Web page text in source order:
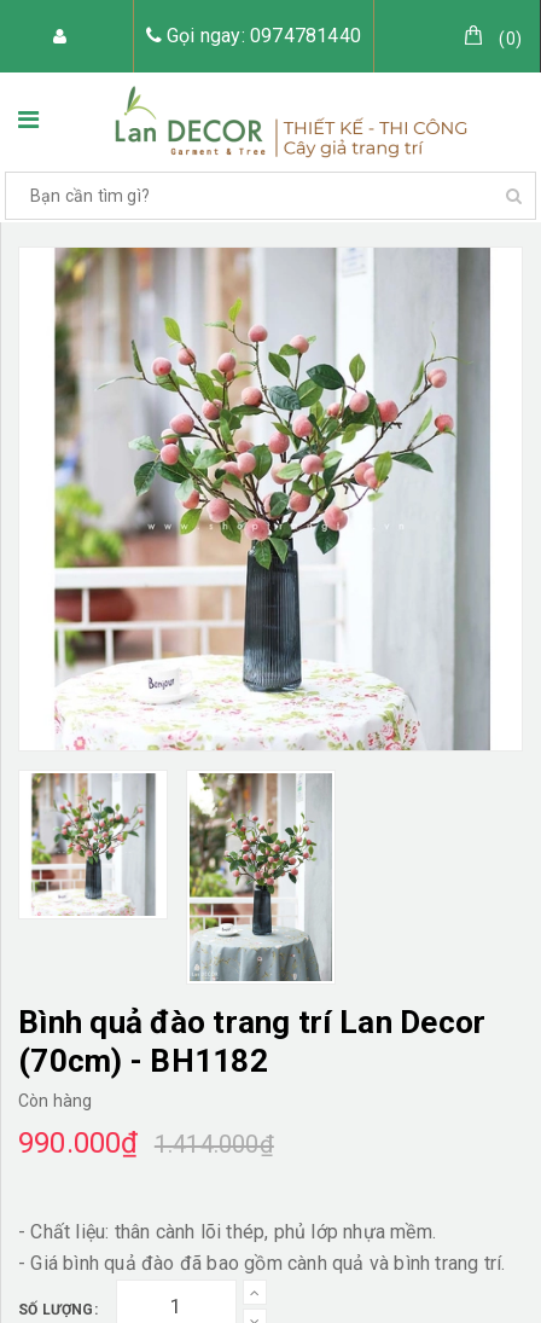
Gọi ngay: 0974781440 (0)
TRANG CHỦ VỀ LAN DECOR
CÂY GIẢ TRANG TRÍ TIỂU CẢNH CÂY GIẢ
TƯỜNG CÂY GIẢ KHĂN TRẢI BÀN
TƯ VẤN LIÊN HỆ
Bình quả đào trang trí Lan Decor
(70cm) - BH1182
Còn hàng
990.000₫ 1.414.000₫
- Chất liệu: thân cành lõi thép, phủ lớp nhựa mềm.
- Giá bình quả đào đã bao gồm cành quả và bình trang trí.
SỐ LƯỢNG: